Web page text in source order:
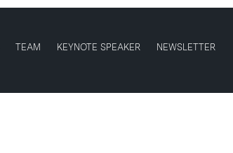
TEAM KEYNOTE SPEAKER NEWSLETTER